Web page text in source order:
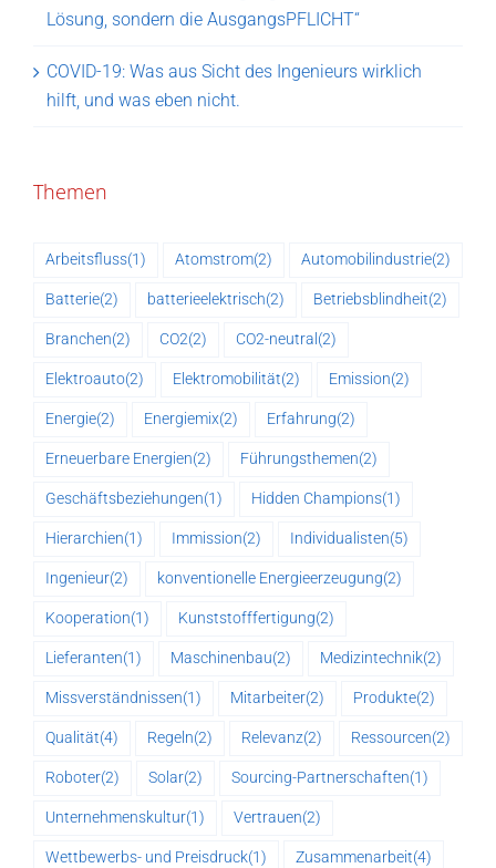
Lösung, sondern die AusgangsPFLICHT“
COVID-19: Was aus Sicht des Ingenieurs wirklich
hilft, und was eben nicht.
Themen
Arbeitsfluss(1) Atomstrom(2) Automobilindustrie(2)
Batterie(2) batterieelektrisch(2) Betriebsblindheit(2)
Branchen(2) CO2(2) CO2-neutral (2)
Elektroauto(2) Elektromobilität(2) Emission(2)
Energie(2) Energiemix(2) Erfahrung(2)
Erneuerbare Energien(2) Führungsthemen(2)
Geschäftsbeziehungen(1) Hidden Champions(1)
Hierarchien(1) Immission(2) Individualisten(5)
Ingenieur(2) konventionelle Energieerzeugung(2)
Kooperation(1) Kunststofffertigung(2)
Lieferanten(1) Maschinenbau(2) Medizintechnik(2)
Missverständnissen(1) Mitarbeiter(2) Produkte(2)
Qualität(4) Regeln(2) Relevanz(2) Ressourcen(2)
Roboter(2) Solar(2) Sourcing-Partnerschaften(1)
Unternehmenskultur(1) Vertrauen(2)
Wettbewerbs- und Preisdruck(1) Zusammenarbeit(4)